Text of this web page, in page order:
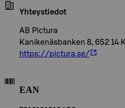
Yhteystiedot
AB Pictura
Kanikenäsbanken 8, 652 14
https://pictura.se/
EAN